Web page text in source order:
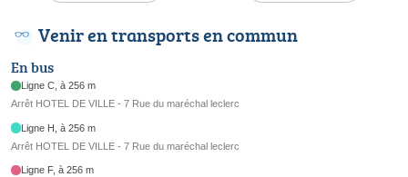
Venir en transports en commun
En bus
Ligne C, à 256 m
Arrêt HOTEL DE VILLE - 7 Rue du maréchal leclerc
Ligne H, à 256 m
Arrêt HOTEL DE VILLE - 7 Rue du maréchal leclerc
Ligne F, à 256 m